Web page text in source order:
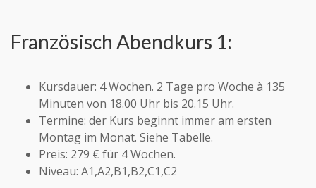
Französisch Abendkurs 1:
Kursdauer: 4 Wochen. 2 Tage pro Woche à 135
Minuten von 18.00 Uhr bis 20.15 Uhr.
Termine: der Kurs beginnt immer am ersten
Montag im Monat. Siehe Tabelle.
Preis: 279 € für 4 Wochen.
Niveau: A1,A2,B1,B2,C1,C2